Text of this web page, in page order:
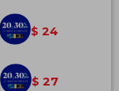
$ 24
$ 27